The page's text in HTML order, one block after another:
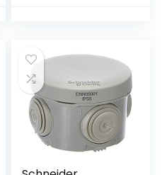
Ø20mm, 6 Pz.